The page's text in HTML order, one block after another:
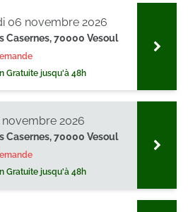
que vous leur avez fournies
de votre utilisation de leurs
Casernes, 70000 Vesoul
Gratuite jusqu'à 48h
06 novembre 2026
Casernes, 70000 Vesoul
Gratuite jusqu'à 48h
novembre 2026